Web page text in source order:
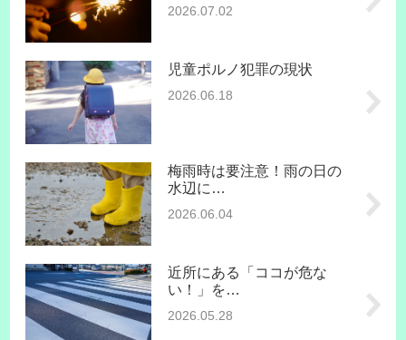
2026.07.02
児童ポルノ犯罪の現状
2026.06.18
梅雨時は要注意！雨の日の
水辺に…
2026.06.04
近所にある「ココが危な
い！」を…
2026.05.28